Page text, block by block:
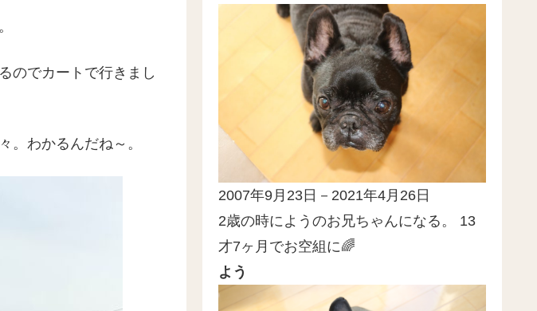
のでカートで行きまし
。わかるんだね～。
2007年9月23日－2021年4月26日
2歳の時にようのお兄ちゃんになる。 13
才7ヶ月でお空組に🌈
よう